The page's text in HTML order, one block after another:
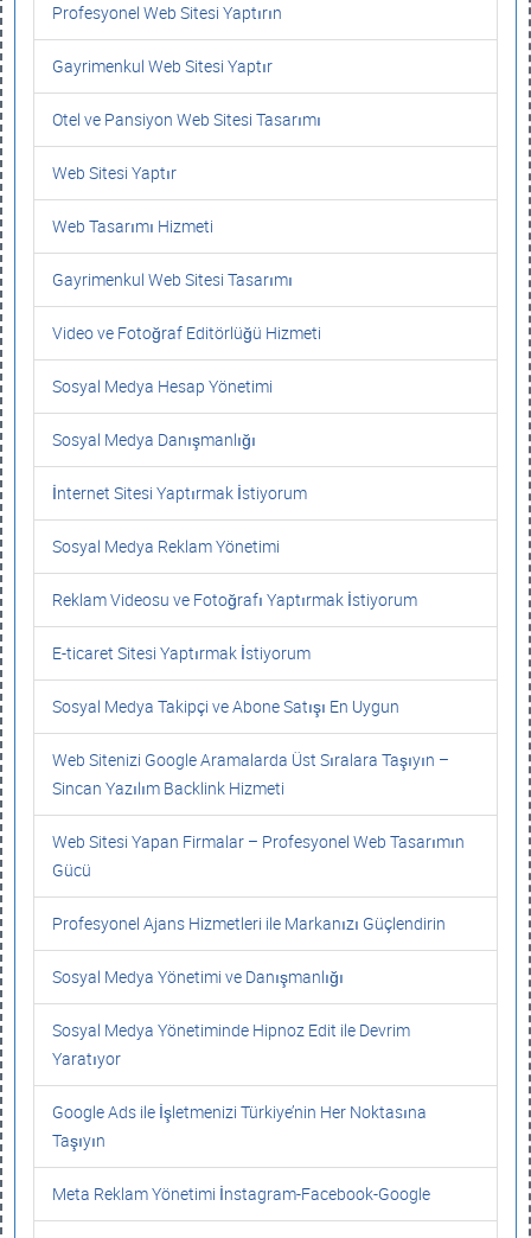
Profesyonel Web Sitesi Yaptırın
Gayrimenkul Web Sitesi Yaptır
Otel ve Pansiyon Web Sitesi Tasarımı
Web Sitesi Yaptır
Web Tasarımı Hizmeti
Gayrimenkul Web Sitesi Tasarımı
Video ve Fotoğraf Editörlüğü Hizmeti
Sosyal Medya Hesap Yönetimi
Sosyal Medya Danışmanlığı
İnternet Sitesi Yaptırmak İstiyorum
Sosyal Medya Reklam Yönetimi
Reklam Videosu ve Fotoğrafı Yaptırmak İstiyorum
E-ticaret Sitesi Yaptırmak İstiyorum
Sosyal Medya Takipçi ve Abone Satışı En Uygun
Web Sitenizi Google Aramalarda Üst Sıralara Taşıyın –
Sincan Yazılım Backlink Hizmeti
Web Sitesi Yapan Firmalar – Profesyonel Web Tasarımın
Gücü
Profesyonel Ajans Hizmetleri ile Markanızı Güçlendirin
Sosyal Medya Yönetimi ve Danışmanlığı
Sosyal Medya Yönetiminde Hipnoz Edit ile Devrim
Yaratıyor
Google Ads ile İşletmenizi Türkiye’nin Her Noktasına
Taşıyın
Meta Reklam Yönetimi İnstagram-Facebook-Google